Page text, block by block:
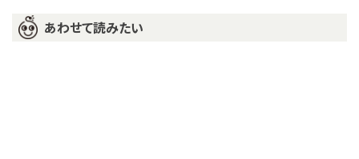
あわせて読みたい